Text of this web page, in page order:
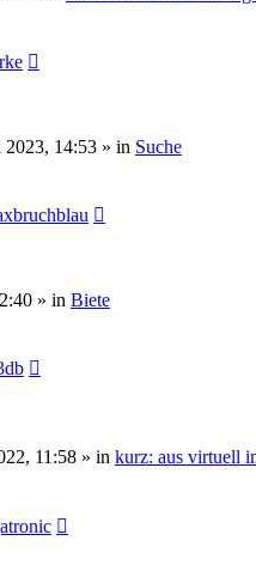
2023, 14:53 » in Suche
» in Biete
11:58 » in kurz: aus virtuell